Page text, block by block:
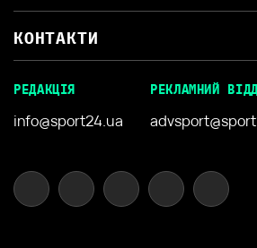
КОНТАКТИ
РЕДАКЦІЯ
info@sport24.ua
РЕКЛАМНИЙ